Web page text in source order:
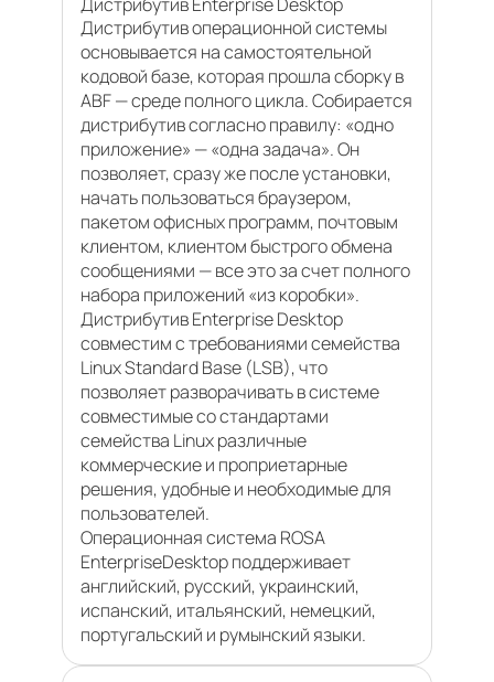
Дистрибутив операционной системы
основывается на самостоятельной
кодовой базе, которая прошла сборку в
ABF — среде полного цикла. Собирается
дистрибутив согласно правилу: «одно
приложение» — «одна задача». Он
позволяет, сразу же после установки,
начать пользоваться браузером,
пакетом офисных программ, почтовым
клиентом, клиентом быстрого обмена
сообщениями — все это за счет полного
набора приложений «из коробки».
Дистрибутив Enterprise Desktop
совместим с требованиями семейства
Linux Standard Base (LSB), что
позволяет разворачивать в системе
совместимые со стандартами
семейства Linux различные
коммерческие и проприетарные
решения, удобные и необходимые для
пользователей.
Операционная система ROSA
EnterpriseDesktop поддерживает
английский, русский, украинский,
испанский, итальянский, немецкий,
португальский и румынский языки.